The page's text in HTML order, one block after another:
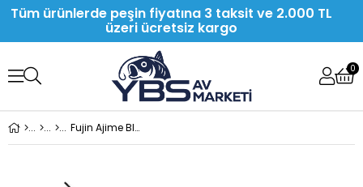
Tüm ürünlerde peşin fiyatına 3 taksit ve 2.000 TL
üzeri ücretsiz kargo
0
Fujin Ajime Black Swan 175 Cm 02-3 Gr Aji Lrf Kamışı